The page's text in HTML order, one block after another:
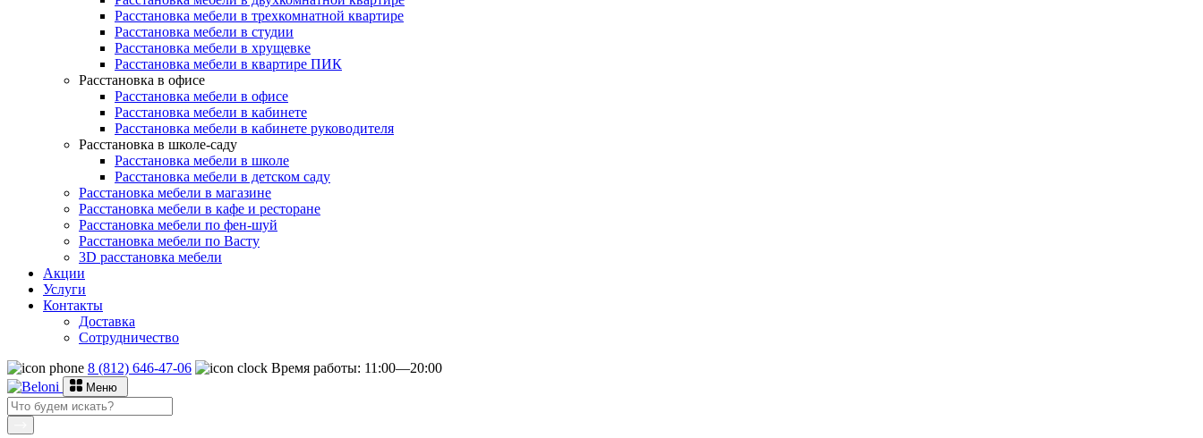
Расстановка мебели в трехкомнатной квартире
Расстановка мебели в студии
Расстановка мебели в хрущевке
Расстановка мебели в квартире ПИК
Расстановка в офисе
Расстановка мебели в офисе
Расстановка мебели в кабинете
Расстановка мебели в кабинете руководителя
Расстановка в школе-саду
Расстановка мебели в школе
Расстановка мебели в детском саду
Расстановка мебели в магазине
Расстановка мебели в кафе и ресторане
Расстановка мебели по фен-шуй
Расстановка мебели по Васту
3D расстановка мебели
Акции
Услуги
Контакты
Доставка
Сотрудничество
8 (812) 646-47-06
Время работы: 11:00—20:00
Меню